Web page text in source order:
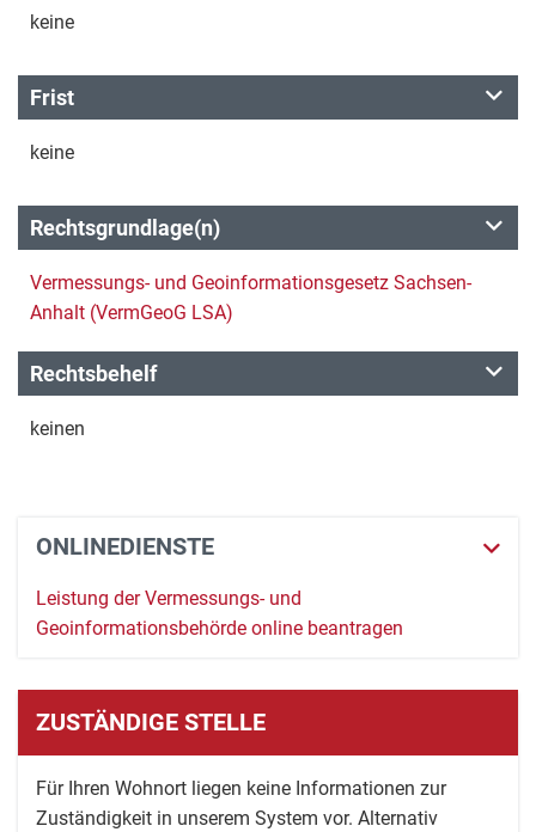
keine
Frist
keine
Rechtsgrundlage(n)
Vermessungs- und Geoinformationsgesetz Sachsen-
Anhalt (VermGeoG LSA)
Rechtsbehelf
keinen
ONLINEDIENSTE
Leistung der Vermessungs- und
Geoinformationsbehörde online beantragen
ZUSTÄNDIGE STELLE
Für Ihren Wohnort liegen keine Informationen zur
Zuständigkeit in unserem System vor. Alternativ